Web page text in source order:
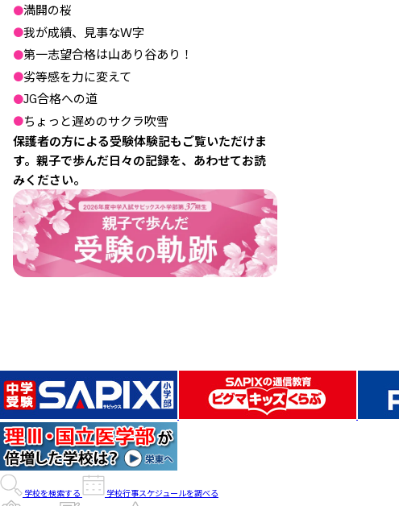
●満開の桜
●我が成績、見事なＷ字
●第一志望合格は山あり谷あり！
●劣等感を力に変えて
●JG合格への道
●ちょっと遅めのサクラ吹雪
保護者の方による受験体験記もご覧いただけま
す。親子で歩んだ日々の記録を、あわせてお読
みください。
学校を検索する 学校行事スケジュールを調べる